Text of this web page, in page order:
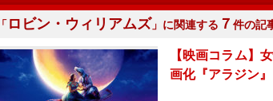
「 ロビン・ウィリアムズ 」に関連する ７ 件の記
【映画コラム】
画化『アラジン』